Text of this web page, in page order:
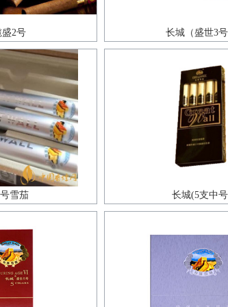
2号 长城（盛世3
雪茄 长城(5支中